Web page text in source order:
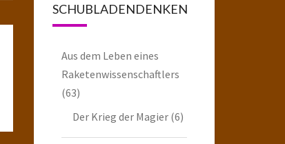
SCHUBLADENDENKEN
Aus dem Leben eines
Raketenwissenschaftlers
(63)
Der Krieg der Magier(6)